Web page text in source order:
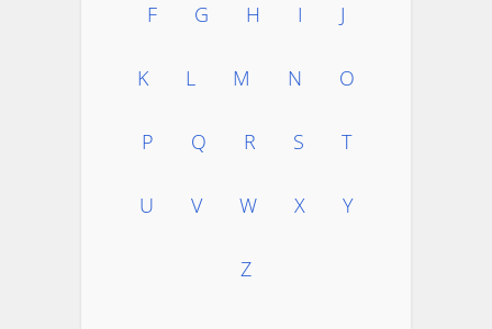
F G H I J
K L M N O
P Q R S T
U V W X Y
Z